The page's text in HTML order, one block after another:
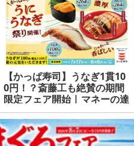
【かっぱ寿司】うなぎ1貫10
0円！？斎藤工も絶賛の期間
限定フェア開始 | マネーの達
人